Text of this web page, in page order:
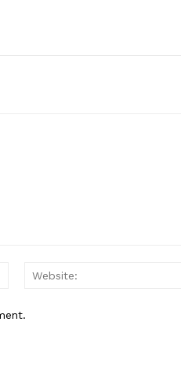
Email:*